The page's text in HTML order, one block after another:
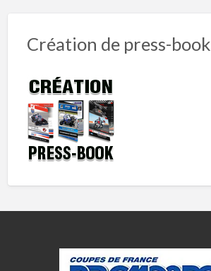
Création de press-book